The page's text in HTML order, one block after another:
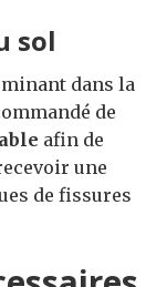
sol
dans la
de
afin de
une
de fissures